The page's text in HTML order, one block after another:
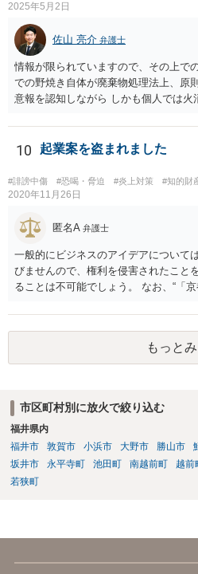
2025年5月2日
佐山 亮介 弁護士
情報が限られていますので、その上で
での野焼き自体が廃棄物処理法上、原
意報を認知しながら しかも個人では
認められる可能性が高いのでは、と考
10 起業案を盗まれました
#誹謗中傷 #恐喝・脅迫 #炎上対策 #知的財
2020年11月26日
匿名A 弁護士
一般的にビジネスのアイデアについて
びませんので、権利を侵害されたこと
ることは不可能でしょう。 なお、“「
ても前澤氏関係者宛てに書かないよう
もっと
市区町村別に放火で絞り込む
福井県内
福井市
敦賀市 小浜市 大野市 勝山市
坂井市
永平寺町 池田町 南越前町 越前
若狭町